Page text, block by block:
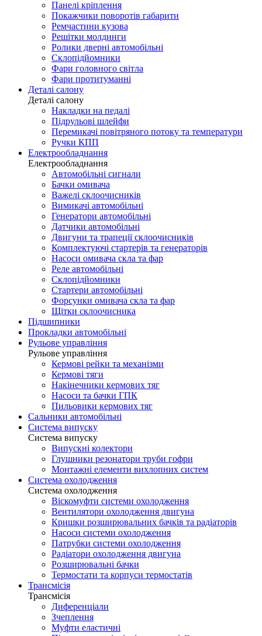
Панелі кріплення
Покажчики поворотів габарити
Ремчастини кузова
Решітки молдинги
Ролики дверні автомобільні
Склопідйомники
Фари головного світла
Фари протитуманні
Деталі салону
Деталі салону
Накладки на педалі
Підрульові шлейфи
Перемикачі повітряного потоку та температури
Ручки КПП
Електрообладнання
Електрообладнання
Автомобільні сигнали
Бачки омивача
Важелі склоочисників
Вимикачі автомобільні
Генератори автомобільні
Датчики автомобільні
Двигуни та трапеції склоочисників
Комплектуючі стартерів та генераторів
Насоси омивача скла та фар
Реле автомобільні
Склопідйомники
Стартери автомобільні
Форсунки омивача скла та фар
Щітки склоочисника
Підшипники
Прокладки автомобільні
Рульове управління
Рульове управління
Кермові рейки та механізми
Кермові тяги
Накінечники кермових тяг
Насоси та бачки ГПК
Пильовики кермових тяг
Сальники автомобільні
Система випуску
Система випуску
Випускні колектори
Глушники резонатори труби гофри
Монтажні елементи вихлопних систем
Система охолодження
Система охолодження
Віскомуфти системи охолодження
Вентилятори охолодження двигуна
Кришки розширювальних бачків та радіаторів
Насоси системи охолодження
Патрубки системи охолодження
Радіатори охолодження двигуна
Розширювальні бачки
Термостати та корпуси термостатів
Трансмісія
Трансмісія
Диференціали
Зчеплення
Муфти еластичні